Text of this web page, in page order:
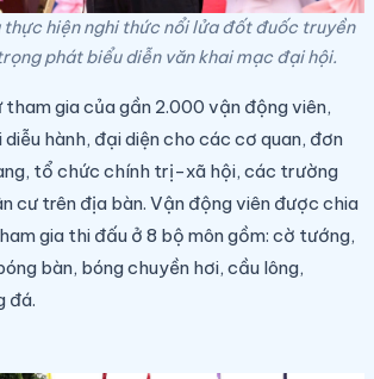
thực hiện nghi thức nổi lửa đốt đuốc truyền
phát biểu diễn văn khai mạc đại hội.
gia của gần 2.000 vận động viên,
hành, đại diện cho các cơ quan, đơn
tổ chức chính trị-xã hội, các trường
cư trên địa bàn. Vận động viên được chia
gia thi đấu ở 8 bộ môn gồm: cờ tướng,
bàn, bóng chuyền hơi, cầu lông,
đá.